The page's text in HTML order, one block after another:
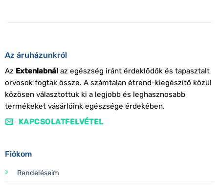
Az áruházunkról
Az Extenlabnálaz egészség iránt érdeklődők és tapasztalt
orvosok fogtak össze. A számtalan étrend-kiegészítő közül
közösen választottuk ki a legjobb és leghasznosabb
termékeket vásárlóink egészsége érdekében.
KAPCSOLATFELVÉTEL
Fiókom
Rendeléseim